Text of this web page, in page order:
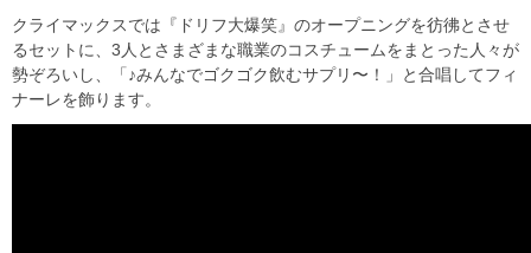
クライマックスでは『ドリフ大爆笑』のオープニングを彷彿とさせ
るセットに、3人とさまざまな職業のコスチュームをまとった人々が
勢ぞろいし、「♪みんなでゴクゴク飲むサプリ〜！」と合唱してフィ
ナーレを飾ります。